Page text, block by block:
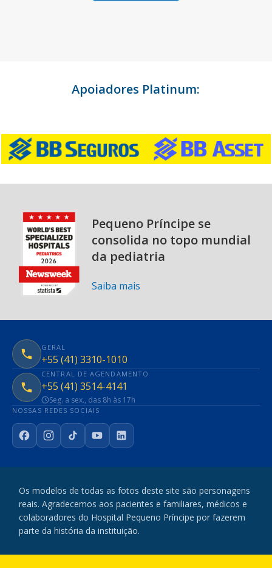
Apoiadores Platinum:
Pequeno Príncipe se
consolida no topo mundial
da pediatria
Saiba mais
GERAL
+55 (41) 3310-1010
CENTRAL DE AGENDAMENTO
+55 (41) 3514-4141
Seg. a sex., das 8h às 17h
NOSSAS REDES SOCIAIS
FacebookInstagram
TikTokYouTubeLinkedIn
Os modelos de todas as fotos deste site são personagens
reais. Agradecemos aos pacientes e familiares, médicos e
colaboradores do Hospital Pequeno Príncipe por fazerem
parte da história da instituição.